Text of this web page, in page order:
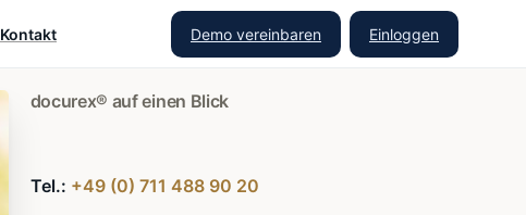
Kontakt Demo vereinbaren Einloggen
docurex® auf einen Blick
Tel.: +49 (0) 711 488 90 20